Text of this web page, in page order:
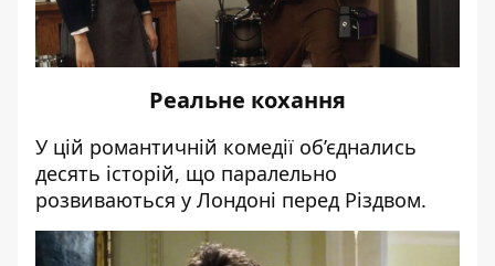
Реальне кохання
У цій романтичній комедії об’єднались
десять історій, що паралельно
розвиваються у Лондоні перед Різдвом.